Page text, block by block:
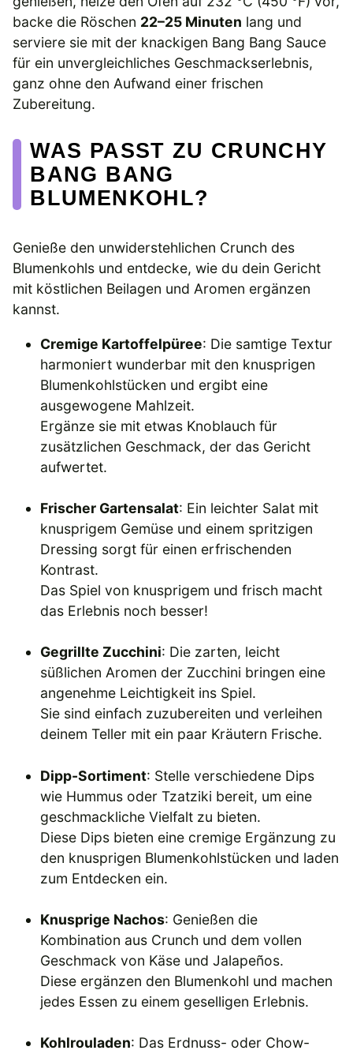
backe die Röschen 22–25 Minuten lang und
serviere sie mit der knackigen Bang Bang Sauce
für ein unvergleichliches Geschmackserlebnis,
ganz ohne den Aufwand einer frischen
Zubereitung.
WAS PASST ZU CRUNCHY
BANG BANG
BLUMENKOHL?
Genieße den unwiderstehlichen Crunch des
Blumenkohls und entdecke, wie du dein Gericht
mit köstlichen Beilagen und Aromen ergänzen
kannst.
Cremige Kartoffelpüree: Die samtige Textur
harmoniert wunderbar mit den knusprigen
Blumenkohlstücken und ergibt eine
ausgewogene Mahlzeit.
Ergänze sie mit etwas Knoblauch für
zusätzlichen Geschmack, der das Gericht
aufwertet.
Frischer Gartensalat: Ein leichter Salat mit
knusprigem Gemüse und einem spritzigen
Dressing sorgt für einen erfrischenden
Kontrast.
Das Spiel von knusprigem und frisch macht
das Erlebnis noch besser!
Gegrillte Zucchini: Die zarten, leicht
süßlichen Aromen der Zucchini bringen eine
angenehme Leichtigkeit ins Spiel.
Sie sind einfach zuzubereiten und verleihen
deinem Teller mit ein paar Kräutern Frische.
Dipp-Sortiment: Stelle verschiedene Dips
wie Hummus oder Tzatziki bereit, um eine
geschmackliche Vielfalt zu bieten.
Diese Dips bieten eine cremige Ergänzung zu
den knusprigen Blumenkohlstücken und laden
zum Entdecken ein.
Knusprige Nachos: Genießen die
Kombination aus Crunch und dem vollen
Geschmack von Käse und Jalapeños.
Diese ergänzen den Blumenkohl und machen
jedes Essen zu einem geselligen Erlebnis.
Kohlrouladen: Das Erdnuss- oder Chow-